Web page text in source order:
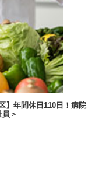
】年間休日110日！病院
＞